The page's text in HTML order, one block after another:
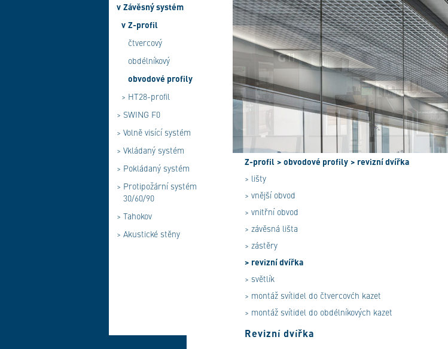
v Závěsný systém
v Z-profil
čtvercový
obdélníkový
obvodové profily
> HT28-profil
> SWING F0
> Volně visící systém
> Vkládaný systém
> Pokládaný systém
> Protipožární systém
30/60/90
> Tahokov
> Akustické stěny
Z-profil > obvodové profily > revizní dvířka
> lišty
> vnější obvod
> vnitřní obvod
> závěsná lišta
> zástěry
> revizní dvířka
> světlík
> montáž svítidel do čtvercovćh kazet
> montáž svítidel do obdélníkových kazet
Revizní dvířka